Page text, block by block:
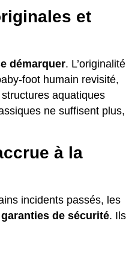
et
démarquer. L’originalité
foot humain revisité,
aquatiques
ne suffisent plus,
à la
incidents passés, les
garanties de sécurité. Ils